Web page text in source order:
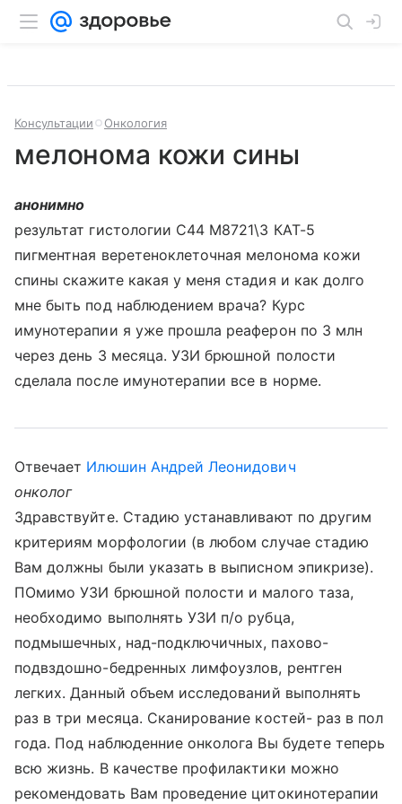
Консультации Онкология
мелонома кожи сины
анонимно
результат гистологии С44 М8721\3 КАТ-5
пигментная веретеноклеточная мелонома кожи
спины скажите какая у меня стадия и как долго
мне быть под наблюдением врача? Курс
имунотерапии я уже прошла реаферон по 3 млн
через день 3 месяца. УЗИ брюшной полости
сделала после имунотерапии все в норме.
Отвечает Илюшин Андрей Леонидович
онколог
Здравствуйте. Стадию устанавливают по другим
критериям морфологии (в любом случае стадию
Вам должны были указать в выписном эпикризе).
ПОмимо УЗИ брюшной полости и малого таза,
необходимо выполнять УЗИ п/о рубца,
подмышечных, над-подключичных, пахово-
подвздошно-бедренных лимфоузлов, рентген
легких. Данный объем исследований выполнять
раз в три месяца. Сканирование костей- раз в пол
года. Под наблюденние онколога Вы будете теперь
всю жизнь. В качестве профилактики можно
рекомендовать Вам проведение цитокинотерапии